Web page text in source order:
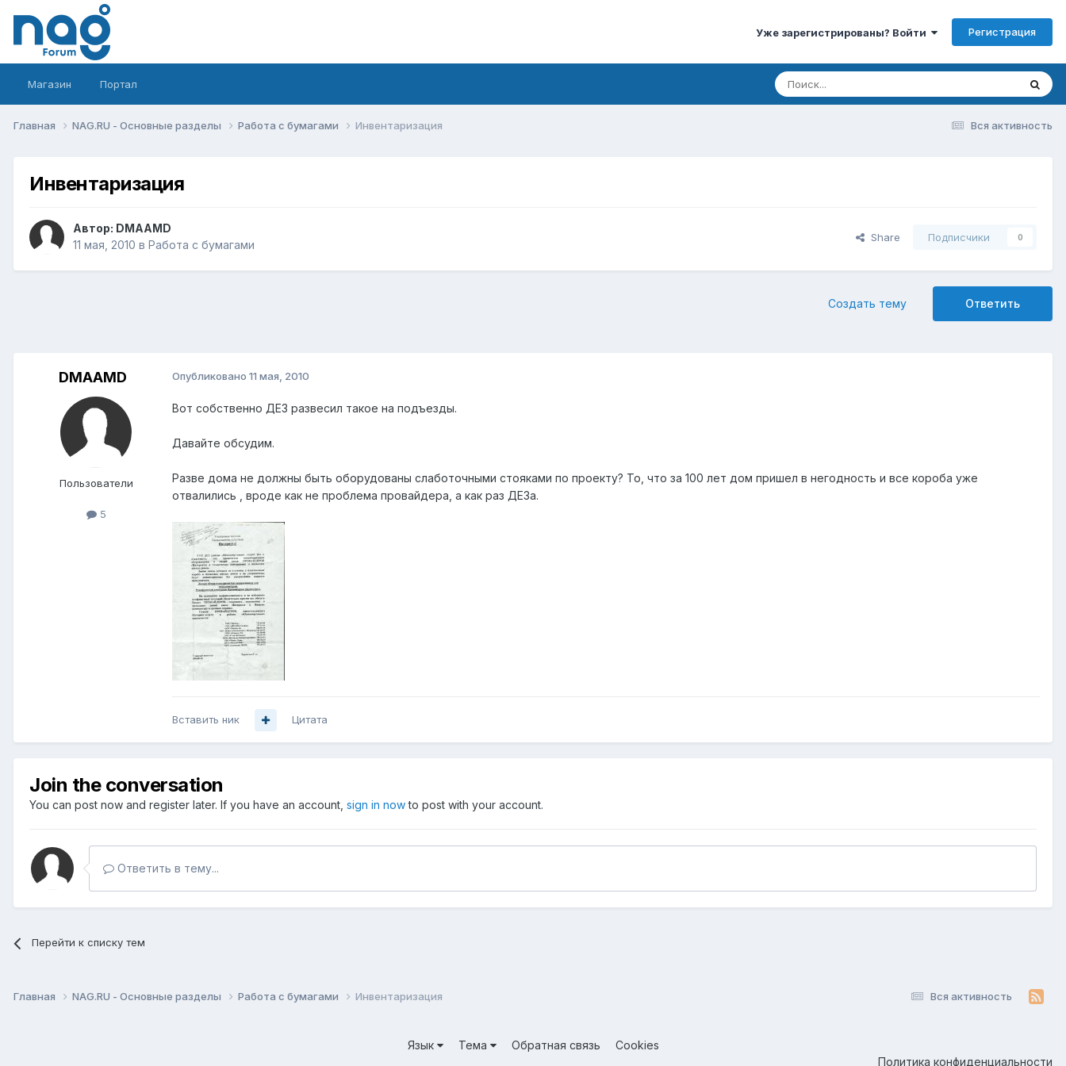
Уже зарегистрированы? Войти Регистрация
Магазин Портал
Вся активность
Главная NAG.RU - Основные разделы Работа с бумагами Инвентаризация
Инвентаризация
Автор: DMAAMD
11 мая, 2010 в Работа с бумагами
Share Подписчики 0
Ответить
Создать тему
DMAAMD
Пользователи
5
Опубликовано 11 мая, 2010
Вот собственно ДЕЗ развесил такое на подъезды.
Давайте обсудим.
Разве дома не должны быть оборудованы слаботочными стояками по проекту? То, что за 100 лет дом пришел в негодность и все короба уже
отвалились , вроде как не проблема провайдера, а как раз ДЕЗа.
Вставить ник Цитата
Join the conversation
You can post now and register later. If you have an account, sign in nowto post with your account.
Ответить в тему...
Перейти к списку тем
Вся активность
Главная NAG.RU - Основные разделы Работа с бумагами Инвентаризация
Язык Тема Обратная связь
Cookies
Политика конфиденциальности